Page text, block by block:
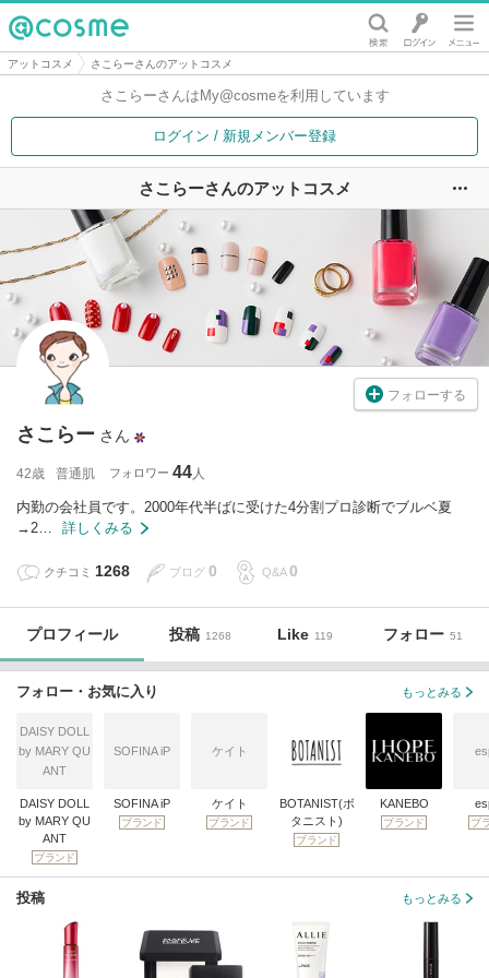
@cosme
アットコスメ さこらーさんのアットコスメ
さこらーさんは My@cosmeを利用しています
ログイン / 新規メンバー登録
さこらーさんのアットコスメ
フォローする
さこらー さん
42歳 普通肌 フォロワー 44
内勤の会社員です。2000年代半ばに受けた4分割プロ診断でブルベ夏
→2…
詳しくみる
クチコミ 1268 ブログ 0 Q&A 0
プロフィール 投稿 1268 Like 119 フォロー 51
フォロー・お気に入り もっとみる
DAISY DOLL
by MARY QU
ANT
DAISY DOLL
by MARY QU
ANT
ブランド
SOFINA iP
SOFINA iP
ブランド
ケイト
ケイト
ブランド
BOTANIST(ボ
タニスト)
ブランド
KANEBO
ブランド ブ
投稿 もっとみる